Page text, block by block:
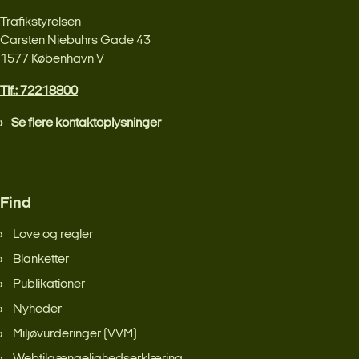
Trafikstyrelsen
Carsten Niebuhrs Gade 43
1577 København V
Tlf.: 72218800
Se flere kontaktoplysninger
Find
Love og regler
Blanketter
Publikationer
Nyheder
Miljøvurderinger (VVM)